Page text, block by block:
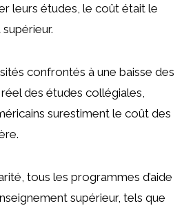
leurs études, le coût était le
confrontés à une baisse des
des études collégiales,
surestiment le coût des
tous les programmes d’aide
supérieur, tels que